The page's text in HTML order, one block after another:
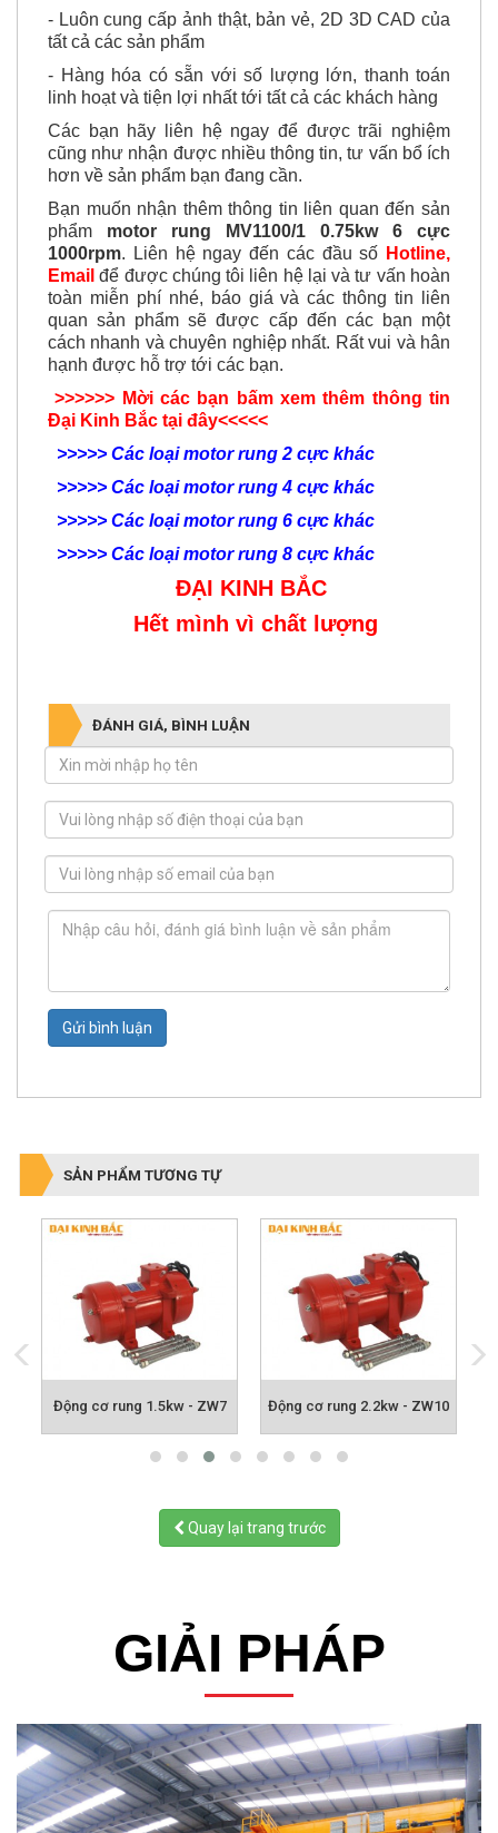
tất cả các sản phẩm
- Hàng hóa có sẵn với số lượng lớn, thanh toán
linh hoạt và tiện lợi nhất tới tất cả các khách hàng
Các bạn hãy liên hệ ngay để được trãi nghiệm
cũng như nhận được nhiều thông tin, tư vấn bổ ích
hơn về sản phẩm bạn đang cần.
Bạn muốn nhận thêm thông tin liên quan đến sản
phẩmmotor rung MV1100/1 0.75kw 6 cực
1000rpm. Liên hệ ngay đến các đầu số
Hotline,
Emailđể được chúng tôi liên hệ lại và tư vấn hoàn
toàn miễn phí nhé, báo giá và các thông tin liên
quan sản phẩm sẽ được cấp đến các bạn một
cách nhanh và chuyên nghiệp nhất. Rất vui và hân
hạnh được hỗ trợ tới các bạn.
>>>>>> Mời các bạn bấm xem thêm thông tin
Đại Kinh Bắc tại đây<<<<<
>>>>>Các loại motor rung 2 cực khác
>>>>> Các loại motor rung 4 cực khác
>>>>> Các loại motor rung 6 cực khác
>>>>> Các loại motor rung 8 cực khác
ĐẠI KINH BẮC
Hết mình vì chất lượng
cơ rung 1.5kw - ZW7 Động cơ rung 2.2kw - ZW10 Động cơ
GIẢI PHÁP